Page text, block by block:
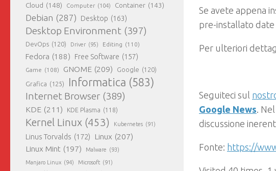
Se avete appena
pre-installato date
Per ulteriori
Seguiteci sul
Google News.
discussione
Fonte: https://
Cloud (148) Computer (104) Container (143)
Debian (287) Desktop (163)
Desktop Environment (397)
DevOps (120) Driver (95) Editing (110)
Fedora (188) Free Software (157)
Game (108) GNOME (209) Google (120)
Grafica (125) Informatica (583)
Internet Browser (389)
KDE (211) KDE Plasma (118)
Kernel Linux (453) Kubernetes (91)
Linus Torvalds (172) Linux (207)
Linux Mint (197) Malware (93)
Manjaro Linux (94) Microsoft (91)